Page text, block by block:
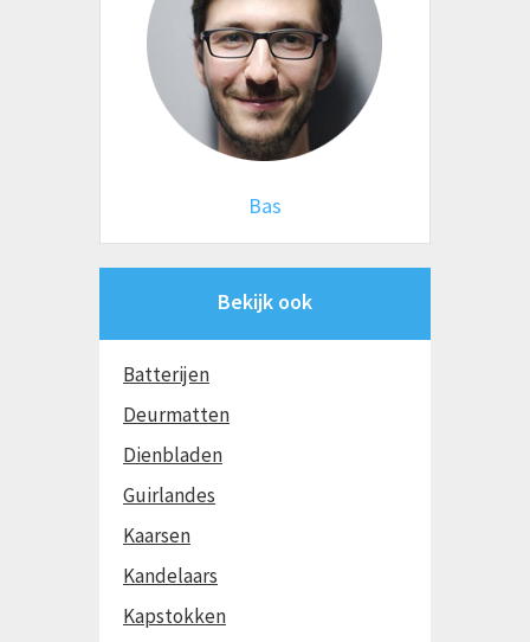
Bas
Bekijk ook
Batterijen
Deurmatten
Dienbladen
Guirlandes
Kaarsen
Kandelaars
Kapstokken